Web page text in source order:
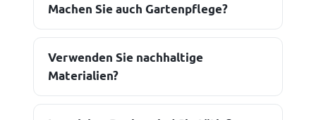
Machen Sie auch Gartenpflege?
Verwenden Sie nachhaltige
Materialien?